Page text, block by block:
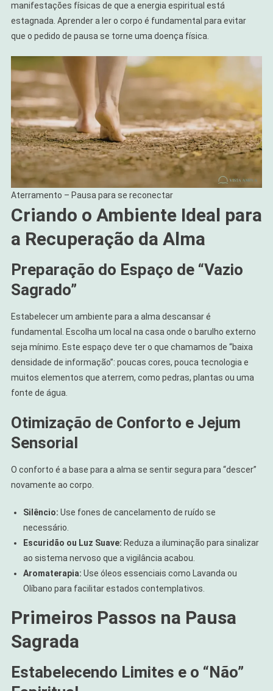
manifestações físicas de que a energia espiritual está
estagnada. Aprender a ler o corpo é fundamental para evitar
que o pedido de pausa se torne uma doença física.
Aterramento – Pausa para se reconectar
Criando o Ambiente Ideal para
a Recuperação da Alma
Preparação do Espaço de “Vazio
Sagrado”
Estabelecer um ambiente para a alma descansar é
fundamental. Escolha um local na casa onde o barulho externo
seja mínimo. Este espaço deve ter o que chamamos de “baixa
densidade de informação”: poucas cores, pouca tecnologia e
muitos elementos que aterrem, como pedras, plantas ou uma
fonte de água.
Otimização de Conforto e Jejum
Sensorial
O conforto é a base para a alma se sentir segura para “descer”
novamente ao corpo.
Silêncio: Use fones de cancelamento de ruído se
necessário.
Escuridão ou Luz Suave: Reduza a iluminação para sinalizar
ao sistema nervoso que a vigilância acabou.
Aromaterapia: Use óleos essenciais como Lavanda ou
Olíbano para facilitar estados contemplativos.
Primeiros Passos na Pausa
Sagrada
Estabelecendo Limites e o “Não”